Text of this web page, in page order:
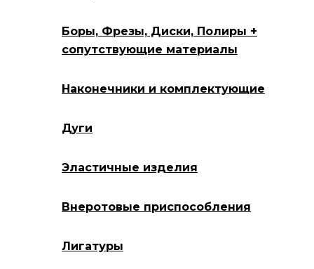
Боры, Фрезы, Диски, Полиры +
сопутствующие материалы
Наконечники и комплектующие
Дуги
Эластичные изделия
Внеротовые приспособления
Лигатуры